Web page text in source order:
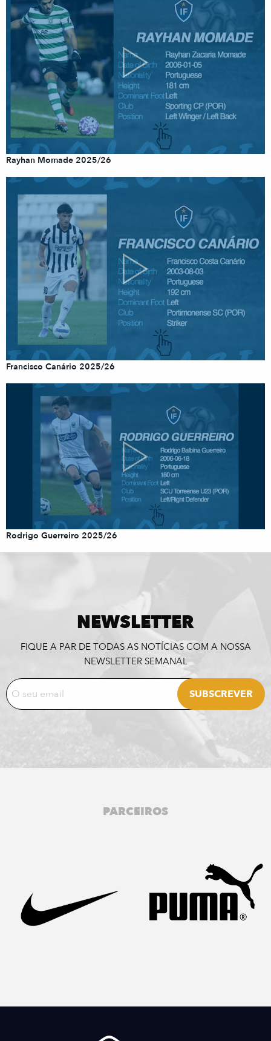
Rayhan Momade 2025/26
Francisco Canário 2025/26
Rodrigo Guerreiro 2025/26
NEWSLETTER
FIQUE A PAR DE TODAS AS NOTÍCIAS COM A NOSSA
NEWSLETTER SEMANAL
PARCEIROS